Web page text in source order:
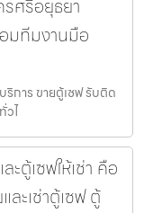
ศรีอยุธยา
มทีมงานมือ
การ ขายตู้เซฟ รับติด
วไ
ะตู้เซฟให้เช่า คือ
ะเช่าตู้เซฟ ตู้